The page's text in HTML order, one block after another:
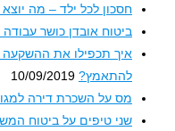
חסכון לכל ילד – מה יוצא לילד
ביטוח אובדן כושר עבודה –
להתאמץ? 10/09/2019
מס על השכרת דירה למגורים
שני טיפים על ביטוח המשכנתה